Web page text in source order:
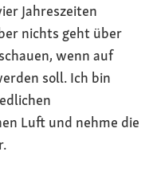
Jahreszeiten
nichts geht über
wenn auf
soll. Ich bin
Luft und nehme die